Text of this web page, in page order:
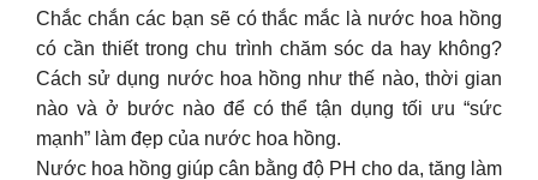
Chắc chắn các bạn sẽ có thắc mắc là nước hoa hồng
có cần thiết trong chu trình chăm sóc da hay không?
Cách sử dụng nước hoa hồng như thế nào, thời gian
nào và ở bước nào để có thể tận dụng tối ưu “sức
mạnh” làm đẹp của nước hoa hồng.
Nước hoa hồng giúp cân bằng độ PH cho da, tăng làm